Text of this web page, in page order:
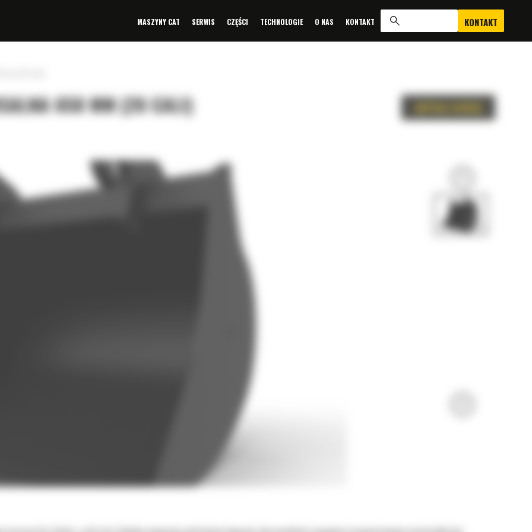
MASZYNY CAT SERWIS CZĘŚCI TECHNOLOGIE O NAS KONTAKT KONTAKT
650 MM (26 CALI)